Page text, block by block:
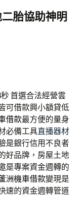
鍵
字:
胎協助神明
首選合法經營雲
可借款興小額貸低
借款最方便的量身
必備工具直播器材
是銀行信用不良者
好品牌，房屋土地
是專案資金週轉的
洲機車借款變現是
速的資金週轉管道